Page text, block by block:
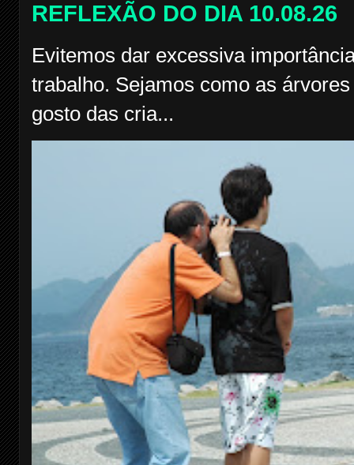
REFLEXÃO DO DIA 10.08.26
Evitemos dar excessiva
trabalho. Sejamos como as
gosto das cria...